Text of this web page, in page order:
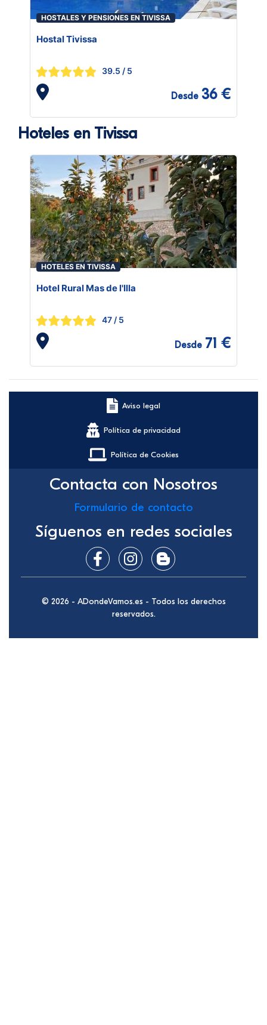
HOSTALES Y PENSIONES EN TIVISSA
Hostal Tivissa
39.5 / 5
Desde 36 €
Hoteles en Tivissa
HOTELES EN TIVISSA
Hotel Rural Mas de l'Illa
47 / 5
Desde 71 €
Aviso legal
Política de privacidad
Política de Cookies
Contacta con Nosotros
Formulario de contacto
Síguenos en redes sociales
© 2026 - ADondeVamos.es - Todos los derechos
reservados.